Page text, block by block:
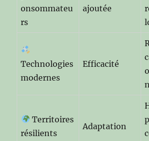
onsommateu
rs
ajoutée
Technologies
modernes
Efficacité
Territoires
résilients
Adaptation